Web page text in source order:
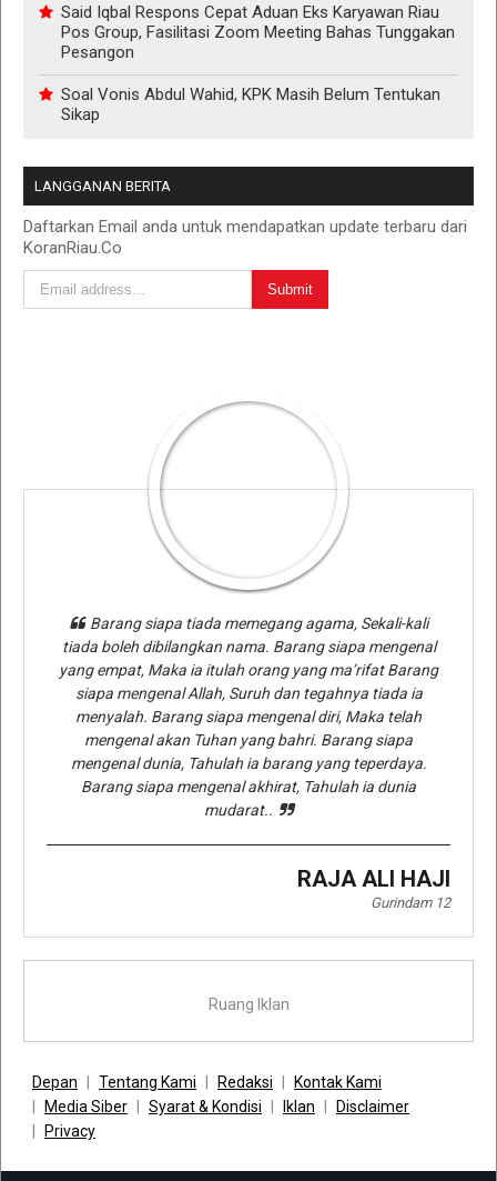
Said Iqbal Respons Cepat Aduan Eks Karyawan Riau
Pos Group, Fasilitasi Zoom Meeting Bahas Tunggakan
Pesangon
Soal Vonis Abdul Wahid, KPK Masih Belum Tentukan
Sikap
LANGGANAN BERITA
Daftarkan Email anda untuk mendapatkan update terbaru dari
KoranRiau.Co
Barang siapa tiada memegang agama, Sekali-kali
tiada boleh dibilangkan nama. Barang siapa mengenal
yang empat, Maka ia itulah orang yang ma’rifat Barang
siapa mengenal Allah, Suruh dan tegahnya tiada ia
menyalah. Barang siapa mengenal diri, Maka telah
mengenal akan Tuhan yang bahri. Barang siapa
mengenal dunia, Tahulah ia barang yang teperdaya.
Barang siapa mengenal akhirat, Tahulah ia dunia
mudarat..
RAJA ALI HAJI
Gurindam 12
Ruang Iklan
Depan Tentang Kami Redaksi
Kontak Kami
Media Siber
Syarat & Kondisi Iklan
Disclaimer
Privacy